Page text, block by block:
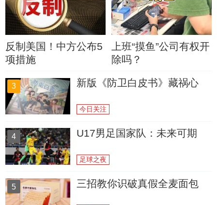
反制美国！中方公布5
项措施
上班“摸鱼”公司有权开
除吗？
3 新版《防卫白皮书》藏祸心
今日关注
4 U17男足国家队：未来可期
足球之夜
5 三招教你识破真假全麦面包